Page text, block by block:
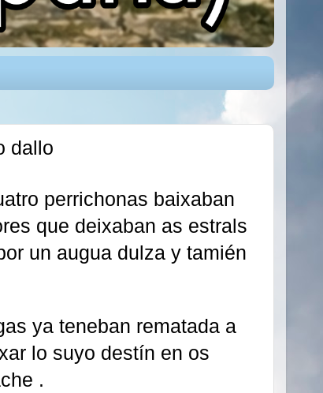
dallo
perrichonas baixaban
que deixaban as estrals
un augua dulza y tamién
ya teneban rematada a
lo suyo destín en os
.